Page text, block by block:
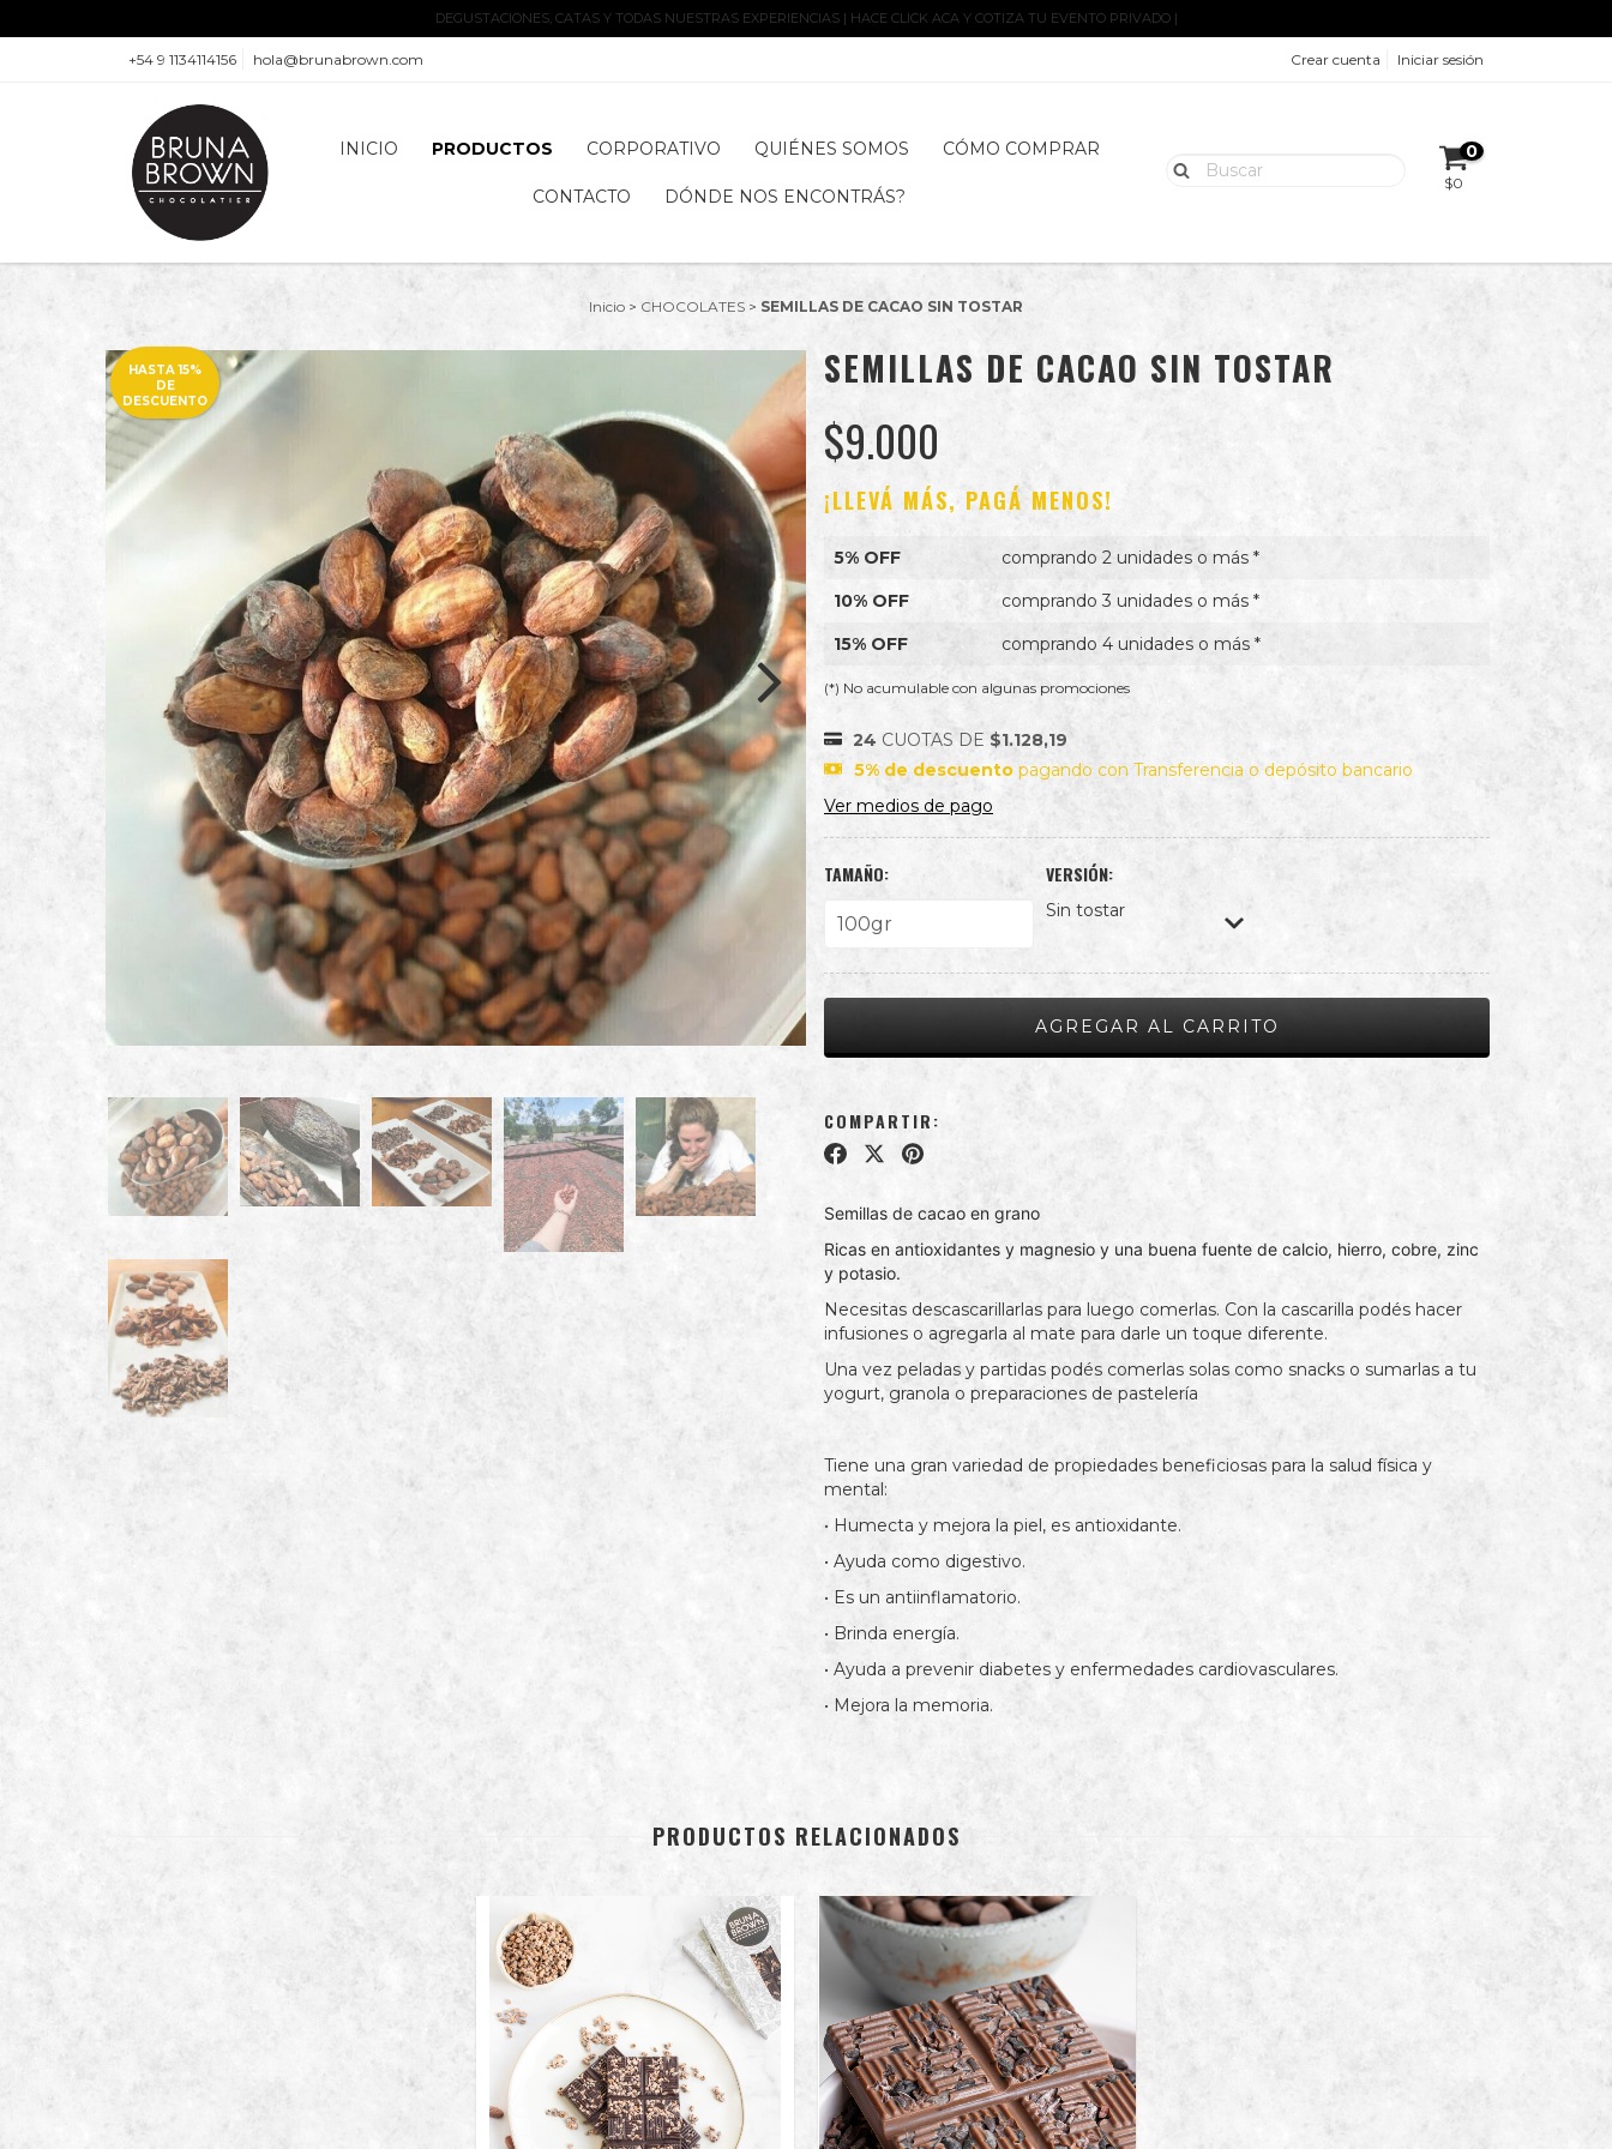
DEGUSTACIONES, CATAS Y TODAS NUESTRAS EXPERIENCIAS | HACE CLICK ACA Y COTIZA TU EVENTO PRIVADO |
+54 9 1134114156 hola@brunabrown.com Crear cuenta Iniciar sesión
INICIO PRODUCTOS CORPORATIVO QUIÉNES SOMOS CÓMO COMPRAR
CONTACTO DÓNDE NOS ENCONTRÁS?
0
$0
Inicio > CHOCOLATES > SEMILLAS DE CACAO SIN TOSTAR
HASTA 15%
DE
DESCUENTO
SEMILLAS DE CACAO SIN TOSTAR
$9.000
¡LLEVÁ MÁS, PAGÁ MENOS!
5% OFF
comprando 2 unidades o más *
10% OFF
comprando 3 unidades o más *
15% OFF
comprando 4 unidades o más *
(*) No acumulable con algunas promociones
24 CUOTAS DE $1.128,19
5% de descuento pagando con Transferencia o depósito bancario
Ver medios de pago
TAMAÑO: VERSIÓN:
Sin tostar
COMPARTIR:
Semillas de cacao en grano
Ricas en antioxidantes y magnesio y una buena fuente de calcio, hierro, cobre, zinc
y potasio.
Necesitas descascarillarlas para luego comerlas. Con la cascarilla podés hacer
infusiones o agregarla al mate para darle un toque diferente.
Una vez peladas y partidas podés comerlas solas como snacks o sumarlas a tu
yogurt, granola o preparaciones de pastelería
Tiene una gran variedad de propiedades beneficiosas para la salud física y
mental:
• Humecta y mejora la piel, es antioxidante.
• Ayuda como digestivo.
• Es un antiinflamatorio.
• Brinda energía.
• Ayuda a prevenir diabetes y enfermedades cardiovasculares.
• Mejora la memoria.
PRODUCTOS RELACIONADOS